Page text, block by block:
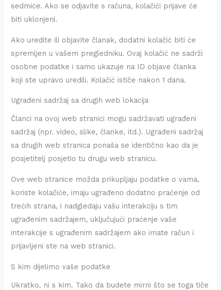
sedmice. Ako se odjavite s računa, kolačići prijave će
biti uklonjeni.
Ako uredite ili objavite članak, dodatni kolačić biti će
spremljen u vašem pregledniku. Ovaj kolačić ne sadrži
osobne podatke i samo ukazuje na ID objave članka
koji ste upravo uredili. Kolačić ističe nakon 1 dana.
Ugrađeni sadržaj sa drugih web lokacija
Članci na ovoj web stranici mogu sadržavati ugrađeni
sadržaj (npr. video, slike, članke, itd.). Ugrađeni sadržaj
sa drugih web stranica ponaša se identično kao da je
posjetitelj posjetio tu drugu web stranicu.
Ove web stranice možda prikupljaju podatke o vama,
koriste kolačiće, imaju ugrađeno dodatno praćenje od
trećih strana, i nadgledaju vašu interakciju s tim
ugrađenim sadržajem, uključujući praćenje vaše
interakcije s ugrađenim sadržajem ako imate račun i
prijavljeni ste na web stranici.
S kim dijelimo vaše podatke
Ukratko, ni s kim. Tako da budete mirni što se toga tiče